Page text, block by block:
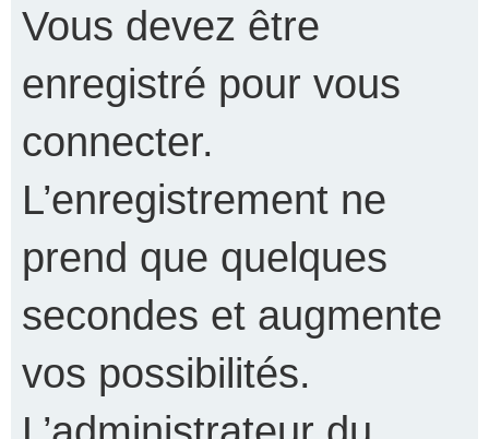
Vous devez être
enregistré pour vous
connecter.
L’enregistrement ne
prend que quelques
secondes et augmente
vos possibilités.